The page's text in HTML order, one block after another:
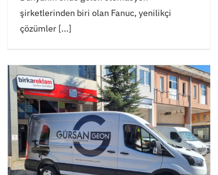
şirketlerinden biri olan Fanuc, yenilikçi
çözümler [...]